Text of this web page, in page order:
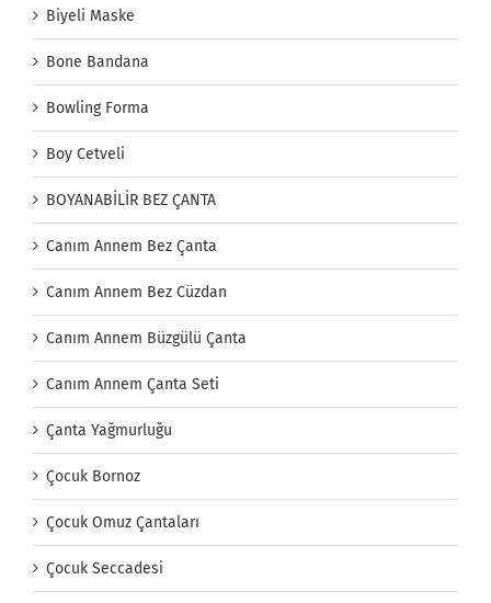
Biyeli Maske
Bone Bandana
Bowling Forma
Boy Cetveli
BOYANABİLİR BEZ ÇANTA
Canım Annem Bez Çanta
Canım Annem Bez Cüzdan
Canım Annem Büzgülü Çanta
Canım Annem Çanta Seti
Çanta Yağmurluğu
Çocuk Bornoz
Çocuk Omuz Çantaları
Çocuk Seccadesi